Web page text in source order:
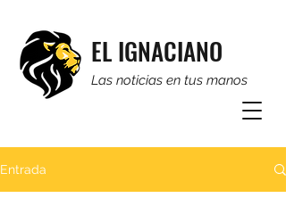
EL IGNACIANO
Las noticias en tus manos
Entrada